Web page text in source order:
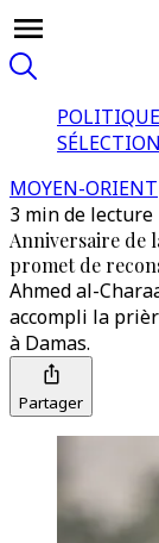
POLITIQUE
SÉLECTION
MOYEN-ORIENT
3 min de lecture
Anniversaire de
promet de
Ahmed al-
accompli la
à Damas.
Partager